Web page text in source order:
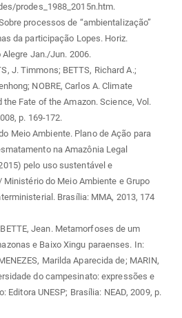
prodes_1988_2015n.htm.
processos de “ambientalização”
da participação Lopes. Horiz.
Alegre Jan./Jun. 2006.
J. Timmons; BETTS, Richard A.;
NOBRE, Carlos A. Climate
Fate of the Amazon. Science, Vol.
p. 169-172.
Meio Ambiente. Plano de Ação para
na Amazônia Legal
pelo uso sustentável e
do Meio Ambiente e Grupo
Brasília: MMA, 2013, 174
Jean. Metamorfoses de um
e Baixo Xingu paraenses. In:
Marilda Aparecida de; MARIN,
do campesinato: expressões e
Editora UNESP; Brasília: NEAD, 2009, p.